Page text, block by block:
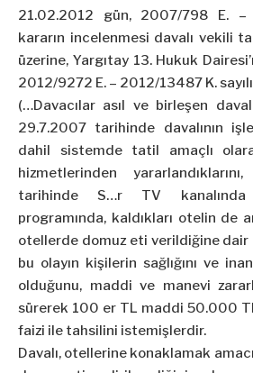
21.02.2012 gün, 2007/798 E. –
kararın incelenmesi davalı vekili
üzerine, Yargıtay 13. Hukuk
2012/9272 E. – 2012/13487 K.
(…Davacılar asıl ve birleşen
29.7.2007 tarihinde davalının
dahil sistemde tatil amaçlı
hizmetlerinden
tarihinde S…r TV kanalında
programında, kaldıkları otelin de
otellerde domuz eti verildiğine dair
bu olayın kişilerin sağlığını ve
olduğunu, maddi ve manevi
sürerek 100 er TL maddi 50.000
faizi ile tahsilini istemişlerdir.
Davalı, otellerine konaklamak